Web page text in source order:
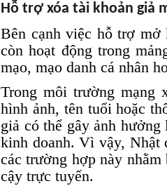
Hỗ trợ xóa tài khoản giả
Bên cạnh việc hỗ trợ
còn hoạt động trong
mạo, mạo danh cá nhân
Trong môi trường mạng
hình ảnh, tên tuổi hoặc
giả có thể gây ảnh
kinh doanh. Vì vậy,
các trường hợp này
cậy trực tuyến.